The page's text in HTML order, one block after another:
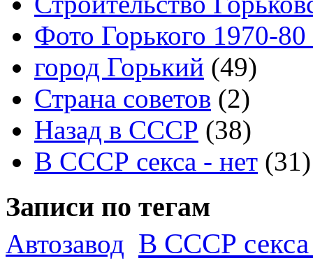
Фото Горького 1970-80
город Горький (49)
Страна советов (2)
Назад в СССР (38)
В СССР секса - нет (31)
Записи по тегам
Автозавод В СССР секса